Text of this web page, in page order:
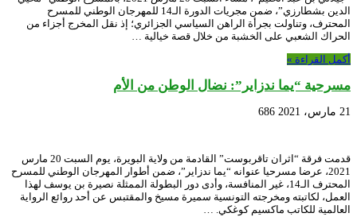
الدين بشطارزي”، ضمن مجريات الدورة الـ14 للمهرجان الوطني للمسرح
المحترف، وتناولت بجرأة الراهن السياسي الجزائري؛ إذ نقل المخرج أجزاء من
الحراك الشعبي على الخشبة من خلال قصة خيالية …
أكمل القراءة »
مسرحية “يما ندزاير”: نضال الوطن من الأم
21 مارس، 2021 686
قدمت فرقة “اثران تاقربوست” القادمة من ولاية البويرة، يوم السبت 20 مارس
2021، عرضا مسرحيا عنوانه “يما ندزاير”، ضمن أطوار المهرجان الوطني للمسرح
المحترف الـ14، غير المنافسة، وأدى دور البطولة الممثلة نصيرة بن يوسف لهذا
العمل، لكاتبته ومخرجته التونسية سميرة مسيخ والمقتبس عن أحد روائع الرواية
العالمية للكاتب ماكسيم كوغكي. …